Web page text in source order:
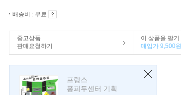
배송비 : 무료
중고상품
판매요청하기
이 상품을 팔기
매입가 9,500원
프랑스
퐁피두센터 기획